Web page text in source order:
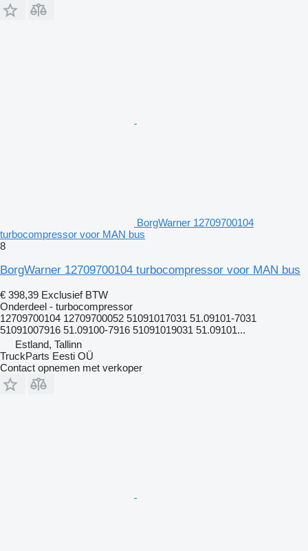
BorgWarner 12709700104
turbocompressor voor MAN bus
8
BorgWarner 12709700104 turbocompressor voor MAN bus
€ 398,39 Exclusief BTW
Onderdeel - turbocompressor
12709700104 12709700052 51091017031 51.09101-7031
51091007916 51.09100-7916 51091019031 51.09101...
Estland, Tallinn
TruckParts Eesti OÜ
Contact opnemen met verkoper